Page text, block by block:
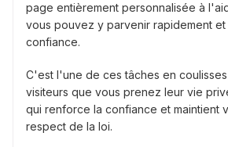
page entièrement personnalisée à
vous pouvez y parvenir rapidement et
confiance.
C'est l'une de ces tâches en
visiteurs que vous prenez leur vie
qui renforce la confiance et maintient
respect de la loi.